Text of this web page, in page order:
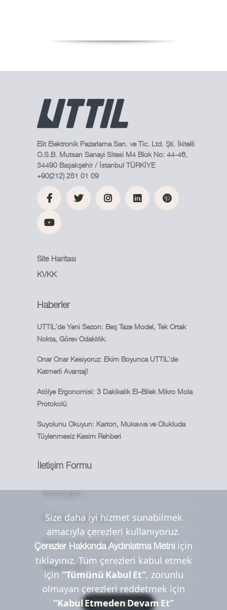
Elit Elektronik Pazarlama San. ve Tic. Ltd. Şti. İkitelli
O.S.B. Mutsan Sanayi Sitesi M4 Blok No: 44-46,
34490 Başakşehir / İstanbul TÜRKİYE
+90(212) 251 01 09
Site Haritası
KVKK
Haberler
UTTIL’de Yeni Sezon: Beş Taze Model, Tek Ortak
Nokta, Görev Odaklılık.
Onar Onar Kesiyoruz: Ekim Boyunca UTTIL’de
Katmerli Avantaj!
Atölye Ergonomisi: 3 Dakikalık El–Bilek Mikro Mola
Protokolü
Suyolunu Okuyun: Karton, Mukavva ve Olukluda
Tüylenmesiz Kesim Rehberi
İletişim Formu
Mesaj Gönder
Size daha iyi hizmet sunabilmek
amacıyla çerezleri kullanıyoruz.
Çerezler Hakkında Aydınlatma Metni için
tıklayınız. Tüm çerezleri kabul etmek
için “Tümünü Kabul Et”, zorunlu
olmayan çerezleri reddetmek için
“Kabul Etmeden Devam Et”